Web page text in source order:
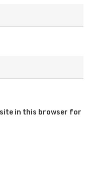
in this browser for